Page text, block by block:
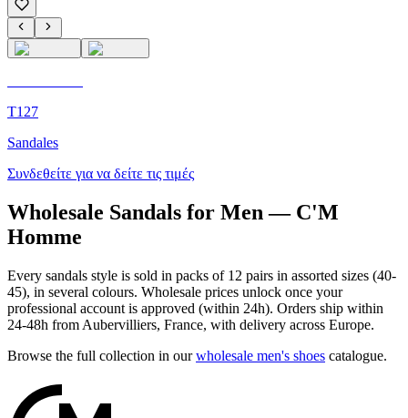
T127
Sandales
Συνδεθείτε για να δείτε τις τιμές
Wholesale Sandals for Men — C'M
Homme
Every sandals style is sold in packs of 12 pairs in assorted sizes (40-
45), in several colours. Wholesale prices unlock once your
professional account is approved (within 24h). Orders ship within
24-48h from Aubervilliers, France, with delivery across Europe.
Browse the full collection in our wholesale men's shoes catalogue.